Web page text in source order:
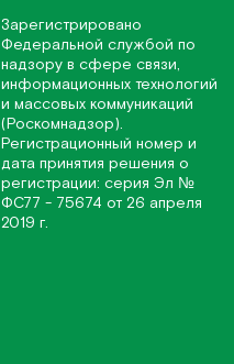
Зарегистрировано
Федеральной службой по
надзору в сфере связи,
информационных технологий
и массовых коммуникаций
(Роскомнадзор).
Регистрационный номер и
дата принятия решения о
регистрации: серия Эл №
ФС77 - 75674 от 26 апреля
2019 г.